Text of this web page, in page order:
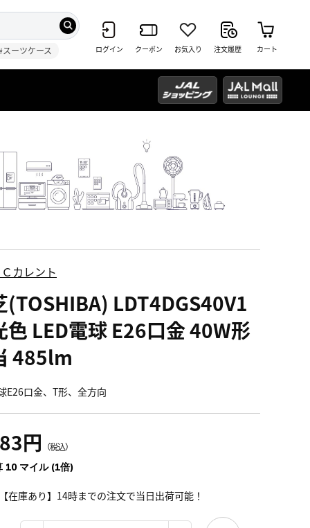
スーツケース ログイン クーポン お気入り 注文履歴 カート
カレント
(TOSHIBA) LDT4DGS40V1
色 LED電球 E26口金 40W形
485lm
E26口金、T形、全方向
円 （税込）
10 マイル (1倍)
在庫あり】14時までの注文で当日出荷可能！